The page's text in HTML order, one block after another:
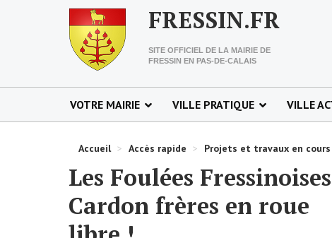
FRESSIN.FR
SITE OFFICIEL DE LA MAIRIE DE
FRESSIN EN PAS-DE-CALAIS
VOTRE MAIRIE VILLE PRATIQUE VILLE
Accueil > Accès rapide > Projets et travaux en cours
Les Foulées
Cardon frères en roue